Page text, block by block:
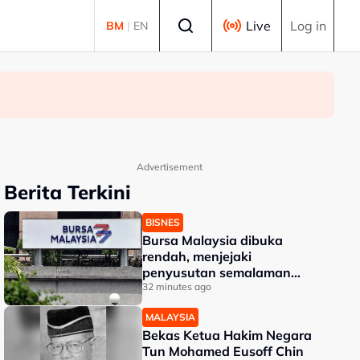
BM | EN Live Log in
Advertisement
Berita Terkini
BISNES
Bursa Malaysia dibuka
rendah, menjejaki
penyusutan semalaman
Wall Street
32 minutes ago
MALAYSIA
Bekas Ketua Hakim Negara
Tun Mohamed Eusoff Chin